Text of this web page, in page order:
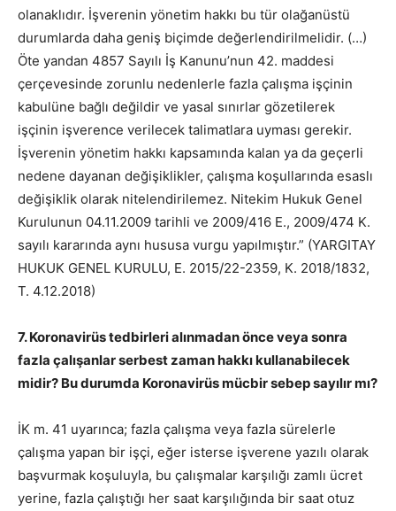
olanaklıdır. İşverenin yönetim hakkı bu tür olağanüstü
durumlarda daha geniş biçimde değerlendirilmelidir. (…)
Öte yandan 4857 Sayılı İş Kanunu’nun 42. maddesi
çerçevesinde zorunlu nedenlerle fazla çalışma işçinin
kabulüne bağlı değildir ve yasal sınırlar gözetilerek
işçinin işverence verilecek talimatlara uyması gerekir.
İşverenin yönetim hakkı kapsamında kalan ya da geçerli
nedene dayanan değişiklikler, çalışma koşullarında esaslı
değişiklik olarak nitelendirilemez. Nitekim Hukuk Genel
Kurulunun 04.11.2009 tarihli ve 2009/416 E., 2009/474 K.
sayılı kararında aynı hususa vurgu yapılmıştır.” (YARGITAY
HUKUK GENEL KURULU, E. 2015/22-2359, K. 2018/1832,
T. 4.12.2018)
7. Koronavirüs tedbirleri alınmadan önce veya sonra
fazla çalışanlar serbest zaman hakkı kullanabilecek
midir? Bu durumda Koronavirüs mücbir sebep sayılır mı?
İK m. 41 uyarınca; fazla çalışma veya fazla sürelerle
çalışma yapan bir işçi, eğer isterse işverene yazılı olarak
başvurmak koşuluyla, bu çalışmalar karşılığı zamlı ücret
yerine, fazla çalıştığı her saat karşılığında bir saat otuz